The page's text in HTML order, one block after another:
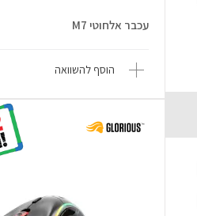
עכבר אלחוטי M7
הוסף להשוואה